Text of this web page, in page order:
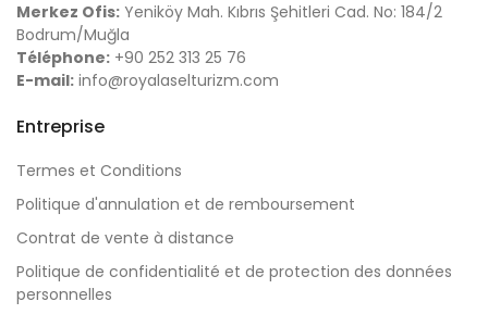
Merkez Ofis: Yeniköy Mah. Kıbrıs Şehitleri Cad. No: 184/2
Bodrum/Muğla
Téléphone: +90 252 313 25 76
E-mail: info@royalaselturizm.com
Entreprise
Termes et Conditions
Politique d'annulation et de remboursement
Contrat de vente à distance
Politique de confidentialité et de protection des données
personnelles